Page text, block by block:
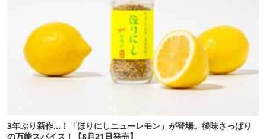
3年ぶり新作…！「ほりにしニューレモン」が登場。後味さっぱり
の万能スパイス！【8月21日発売】